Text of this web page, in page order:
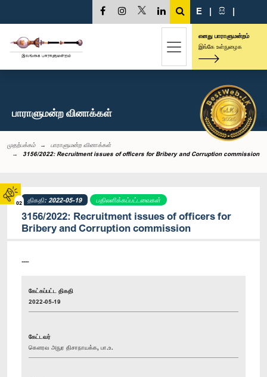
02
E | සි |
எனது பாராளுமன்றம்
இங்கே உள்நுழைக
பாராளுமன்ற வினாக்கள்
முதற்பக்கம்
பாராளுமன்ற வினாக்கள்
3156/2022: Recruitment issues of officers for Bribery and Corruption commission
திகதி: 2022-05-19 பதிலளிக்கப்பட்டவைகள்
3156/2022: Recruitment issues of officers for
Bribery and Corruption commission
----
கேட்கப்பட்ட திகதி
2022-05-19
கேட்டவர்
கௌரவ அநுர திசாநாயக்க, பா.உ.